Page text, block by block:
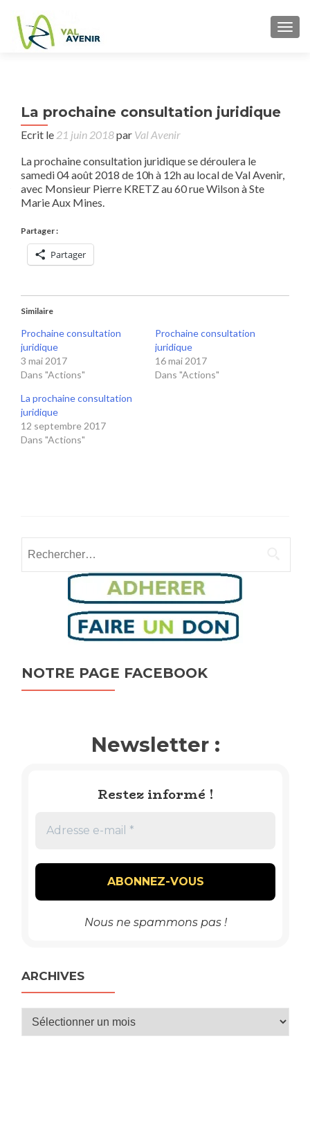
La prochaine consultation juridique
Ecrit le 21 juin 2018par Val Avenir
La prochaine consultation juridique se déroulera le
samedi 04 août 2018 de 10h à 12h au local de Val Avenir,
avec Monsieur Pierre KRETZ au 60 rue Wilson à Ste
Marie Aux Mines.
Partager :
Partager
Similaire
Prochaine consultation
juridique
3 mai 2017
Dans "Actions"
Prochaine consultation
juridique
16 mai 2017
Dans "Actions"
La prochaine consultation
juridique
12 septembre 2017
Dans "Actions"
NOTRE PAGE FACEBOOK
Newsletter :
Restez informé !
Nous ne spammons pas !
ARCHIVES
Archives